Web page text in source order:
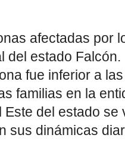
afectadas por
del estado
fue inferior a
familias en la
Este del estado
sus dinámicas